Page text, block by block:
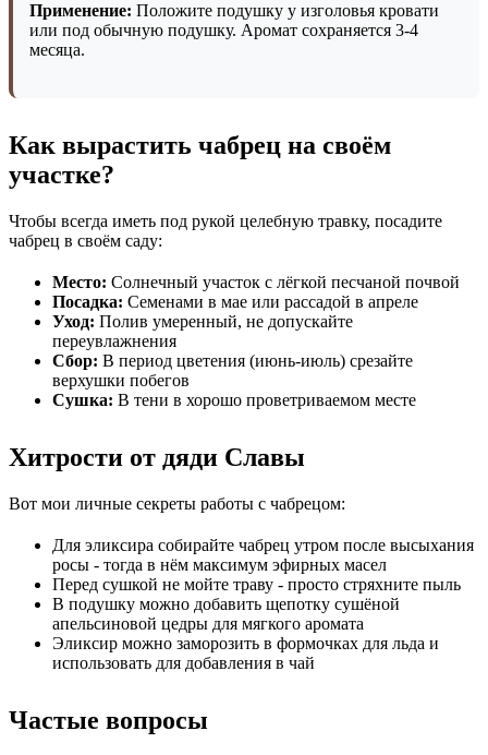
Применение: Положите подушку у изголовья кровати
или под обычную подушку. Аромат сохраняется 3-4
месяца.
Как вырастить чабрец на своём
участке?
Чтобы всегда иметь под рукой целебную травку, посадите
чабрец в своём саду:
Место: Солнечный участок с лёгкой песчаной почвой
Посадка: Семенами в мае или рассадой в апреле
Уход: Полив умеренный, не допускайте
переувлажнения
Сбор: В период цветения (июнь-июль) срезайте
верхушки побегов
Сушка: В тени в хорошо проветриваемом месте
Хитрости от дяди Славы
Вот мои личные секреты работы с чабрецом:
Для эликсира собирайте чабрец утром после высыхания
росы - тогда в нём максимум эфирных масел
Перед сушкой не мойте траву - просто стряхните пыль
В подушку можно добавить щепотку сушёной
апельсиновой цедры для мягкого аромата
Эликсир можно заморозить в формочках для льда и
использовать для добавления в чай
Частые вопросы